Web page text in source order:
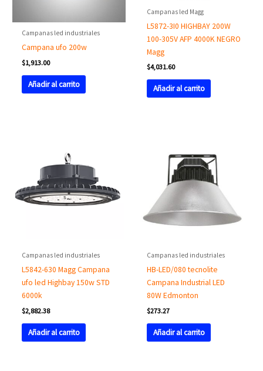
Campanas led industriales
Campana ufo 200w
$1,913.00
Añadir al carrito
Campanas led Magg
L5872-3I0 HIGHBAY 200W
100-305V AFP 4000K NEGRO
Magg
$4,031.60
Añadir al carrito
Campanas led industriales
L5842-630 Magg Campana
ufo led Highbay 150w STD
6000k
$2,882.38
Añadir al carrito
Campanas led industriales
HB-LED/080 tecnolite
Campana Industrial LED
80W Edmonton
$273.27
Añadir al carrito